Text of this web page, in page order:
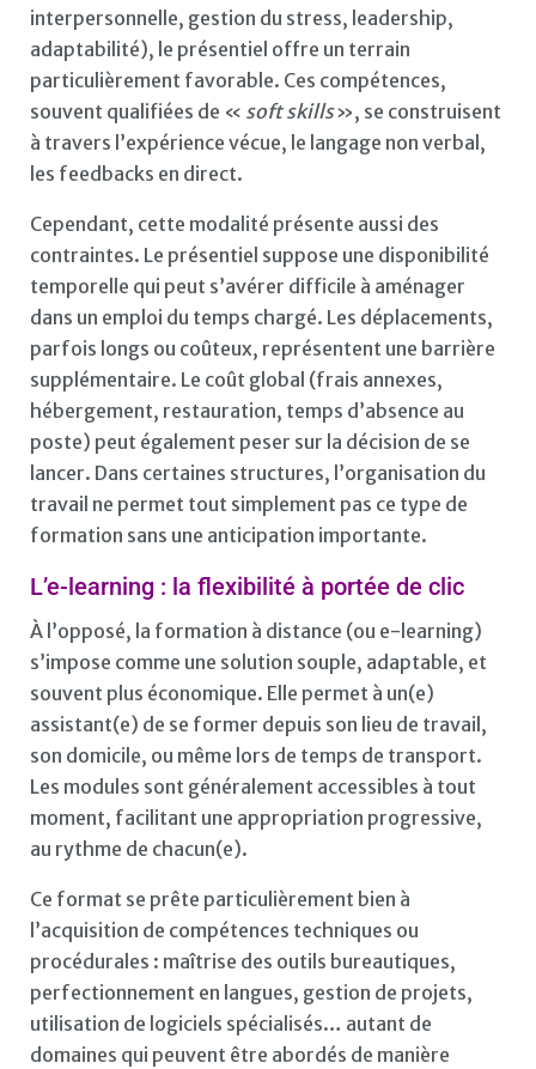
interpersonnelle, gestion du stress, leadership,
adaptabilité), le présentiel offre un terrain
particulièrement favorable. Ces compétences,
souvent qualifiées de « soft skills», se construisent
à travers l’expérience vécue, le langage non verbal,
les feedbacks en direct.
Cependant, cette modalité présente aussi des
contraintes. Le présentiel suppose une disponibilité
temporelle qui peut s’avérer difficile à aménager
dans un emploi du temps chargé. Les déplacements,
parfois longs ou coûteux, représentent une barrière
supplémentaire. Le coût global (frais annexes,
hébergement, restauration, temps d’absence au
poste) peut également peser sur la décision de se
lancer. Dans certaines structures, l’organisation du
travail ne permet tout simplement pas ce type de
formation sans une anticipation importante.
L’e-learning : la flexibilité à portée de clic
À l’opposé, la formation à distance (ou e-learning)
s’impose comme une solution souple, adaptable, et
souvent plus économique. Elle permet à un(e)
assistant(e) de se former depuis son lieu de travail,
son domicile, ou même lors de temps de transport.
Les modules sont généralement accessibles à tout
moment, facilitant une appropriation progressive,
au rythme de chacun(e).
Ce format se prête particulièrement bien à
l’acquisition de compétences techniques ou
procédurales : maîtrise des outils bureautiques,
perfectionnement en langues, gestion de projets,
utilisation de logiciels spécialisés… autant de
domaines qui peuvent être abordés de manière